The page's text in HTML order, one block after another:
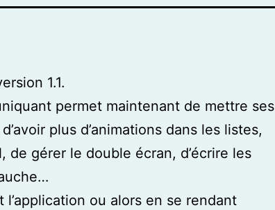
1.1.
permet maintenant de mettre ses
plus d’animations dans les listes,
de gérer le double écran, d’écrire les
l’application ou alors en se rendant